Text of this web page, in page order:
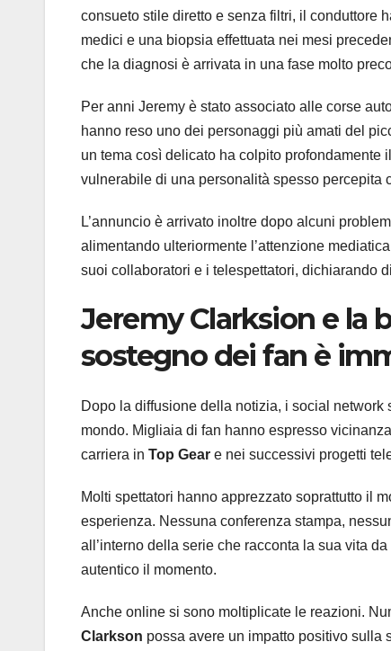
consueto stile diretto e senza filtri, il conduttore
medici e una biopsia effettuata nei mesi
che la diagnosi è arrivata in una fase molto
Per anni Jeremy è stato associato alle corse
hanno reso uno dei personaggi più amati del
un tema così delicato ha colpito profondamente
vulnerabile di una personalità spesso percepita
L’annuncio è arrivato inoltre dopo alcuni
alimentando ulteriormente l’attenzione
suoi collaboratori e i telespettatori, dichiarando
Jeremy Clarksion e la
sostegno dei fan è
Dopo la diffusione della notizia, i social
mondo. Migliaia di fan hanno espresso
carriera in Top Gear e nei successivi progetti
Molti spettatori hanno apprezzato soprattutto il
esperienza. Nessuna conferenza stampa,
all’interno della serie che racconta la sua vita
autentico il momento.
Anche online si sono moltiplicate le reazioni.
Clarkson possa avere un impatto positivo